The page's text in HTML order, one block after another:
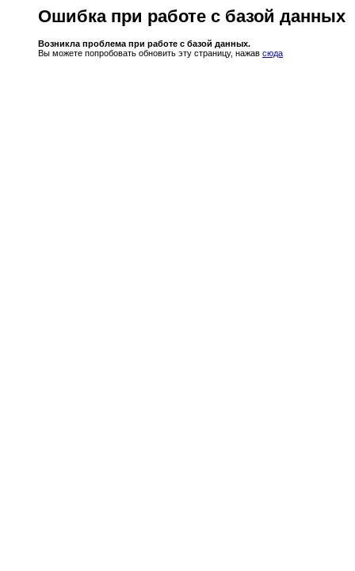
Ошибка при работе с базой данных
Возникла проблема при работе с базой данных.
Вы можете попробовать обновить эту страницу, нажав сюда